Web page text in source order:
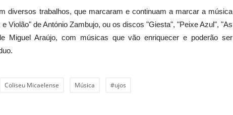
diversos trabalhos, que marcaram e continuam a marcar a música
Violão" de António Zambujo, ou os discos "Giesta", "Peixe Azul", "As
Miguel Araújo, com músicas que vão enriquecer e poderão ser
Coliseu Micaelense Música #ujos